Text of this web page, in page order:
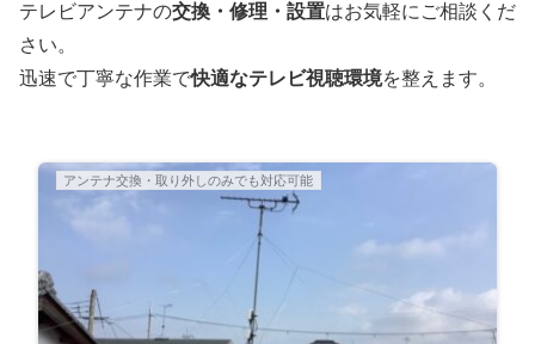
テレビアンテナの交換・修理・設置はお気軽にご相談くだ
さい。
迅速で丁寧な作業で快適なテレビ視聴環境を整えます。
アンテナ交換・取り外しのみでも対応可能